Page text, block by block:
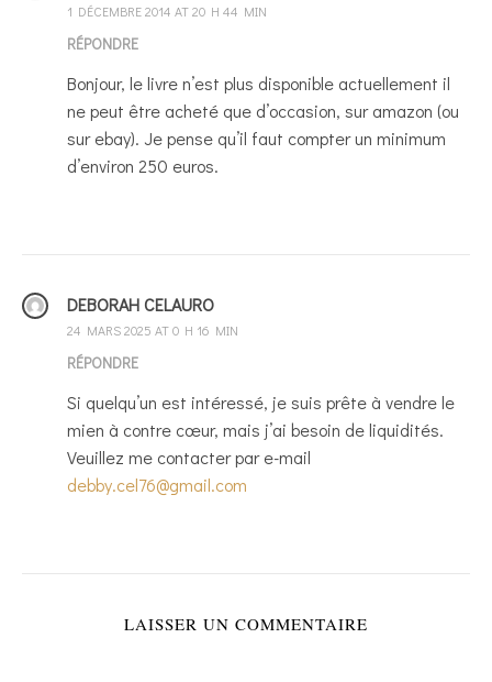
1 DÉCEMBRE 2014 AT 20 H 44 MIN
RÉPONDRE
Bonjour, le livre n’est plus disponible actuellement il
ne peut être acheté que d’occasion, sur amazon (ou
sur ebay). Je pense qu’il faut compter un minimum
d’environ 250 euros.
DEBORAH CELAURO
24 MARS 2025 AT 0 H 16 MIN
RÉPONDRE
Si quelqu’un est intéressé, je suis prête à vendre le
mien à contre cœur, mais j’ai besoin de liquidités.
Veuillez me contacter par e-mail
debby.cel76@gmail.com
LAISSER UN COMMENTAIRE